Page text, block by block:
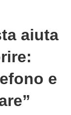
aiuta
e